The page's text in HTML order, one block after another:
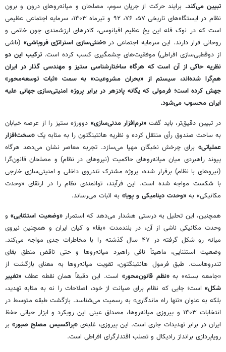
تبیین می‌کند. برایند حرکت از جریان سوم، مصلحان و میانه‌روهای درون و برون
نظام در ایستگاه‌های تاریخی ۵۷، ۷۶، ۹۲ و تیرماه ۱۴۰۳، سرمایه اجتماعی عظیمی
است که در نوک قله این یخ عظیم اقیانوسی، کادرهای ارزشمندی چون خاتمی و
روحانی قرار دارند. این سرمایه اجتماعی در«خنثی‌سازی استراتژی فروپاشی» (ناشی
از دوقطبی‌سازی افراطی) موفقیت‌های چشمگیری کسب کرده است.ترکیب این دو
نظریه حاکی از آن است که هرگاه ساختارشناسی ستیز و مهندسی گذار در ایران
هم‌گرا شده‌اند، سیستم از «بحران مشروعیت» به سمت «ثبات توسعه‌محور»
جهش کرده است؛ فرمولی که یگانه پادزهر در برابر پروژه امنیتی‌سازی جهانی علیه
ایران محسوب می‌شود.
در تبیین دقیق‌تر، باید گفت«نرم‌افزار مدنی‌سازی» دوورژه ستیز را از عرصه خیابان
به ساحت صندوق رأی منتقل کرده و نظریه هانتینگتون را به مثابه یک «سخت‌افزار
عملیاتی» برای چرخش نخبگان مهیا می‌سازد. تجربه معاصر نشان می‌دهد هرگاه
پیوند راهبردی میان میانه‌روهای حاکمیت (نیروهای در نظام) و مصلحان قانون‌گرا
(نیروهای با نظام) برقرار شده، پروژه مشترک تندروی داخلی و امنیتی‌سازی خارجی
با شکست مواجه شده است. این فرآیند، توانمندی نظام را در ارتقای «وحدت
مکانیکی» به «وحدت دینامیکی و پویا» به اثبات می‌رساند.
همچنین، این تحلیل به درستی هشدار می‌دهد که استمرار«وضعیت استثنایی»و
وحدت مکانیکی ناشی از آن، در بلندمدت «بقا» و کیان ایران و همچنین نیروی
میانه رو شکل گرفته در ۴۷ سال گذشته را با مخاطرات جدی مواجه می‌کند.
وضعیت استثنایی، ماهیتاً نافی راهبرد میانه‌روها و حتی ناقض منطق بقای
تندروهاست. طبق فرمول هانتینگتون، تقویت میانه‌روها به معنای بازگشت از
«جامعه بسته» به«نظم قانون‌محور» است. این دقیقاً همان نقطه عطف «تغییر
شکل» است؛ جایی که نظام برای صیانت از خود، اصلاحات را نه به مثابه تهدید،
بلکه به عنوان «تنها راه ماندگاری» به رسمیت می‌شناسد. بازگشت طبقه متوسط در
انتخابات ۱۴۰۳ و پیروزی میانه‌روها، مصداق عینی این رویکرد و ابزار حیاتی حفظ
ایران در برابر تهدیدات جاری است. این پیروزی، غلبه‌ی«پراکسیس مصلح صبور»بر
رویاپردازی برانداز رادیکال و تصلب اقتدارگرای افراطی است.